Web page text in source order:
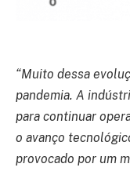
“Muito dessa
pandemia. A
para continuar
o avanço
provocado por um